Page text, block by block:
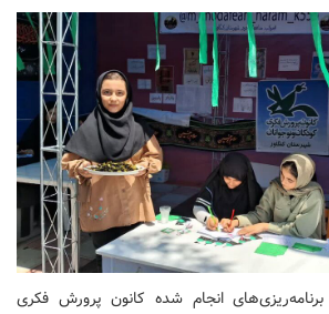
انجام شده کانون پرورش فکری